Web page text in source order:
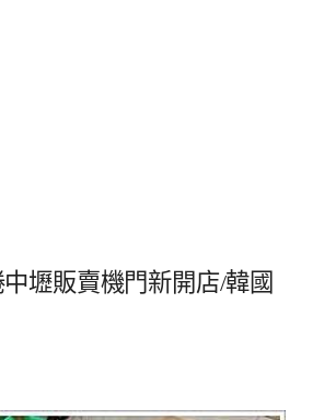
壢販賣機門新開店/韓國